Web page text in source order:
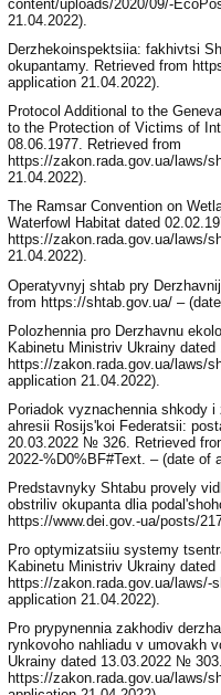
content/uploads/2020/09/-
21.04.2022).
Derzhekoinspektsiia: fakhivtsi
okupantamy. Retrieved from
application 21.04.2022).
Protocol Additional to the
to the Protection of Victims of
08.06.1977. Retrieved from
https://zakon.rada.gov.ua/laws/
21.04.2022).
The Ramsar Convention on
Waterfowl Habitat dated
https://zakon.rada.gov.ua/laws/
21.04.2022).
Operatyvnyj shtab pry
from https://shtab.gov.ua/ –
Polozhennia pro Derzhavnu
Kabinetu Ministriv Ukrainy
https://zakon.rada.gov.ua/laws/
application 21.04.2022).
Poriadok vyznachennia shkody
ahresii Rosijs'koi Federatsii:
20.03.2022 № 326. Retrieved
2022-%D0%BF#Text. – (date of
Predstavnyky Shtabu provely
obstriliv okupanta dlia
https://www.dei.gov.-ua/posts/
Pro optymizatsiiu systemy
Kabinetu Ministriv Ukrainy
https://zakon.rada.gov.ua/laws/-
application 21.04.2022).
Pro prypynennia zakhodiv
rynkovoho nahliadu v umovakh
Ukrainy dated 13.03.2022 №
https://zakon.rada.gov.ua/laws/